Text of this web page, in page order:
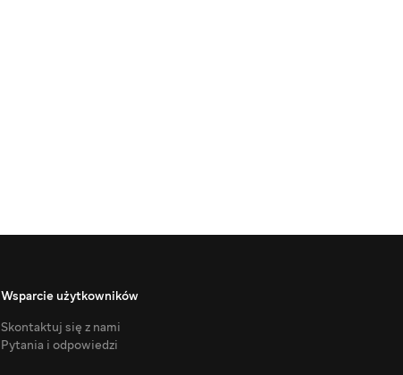
Wsparcie użytkowników
Skontaktuj się z nami
Pytania i odpowiedzi